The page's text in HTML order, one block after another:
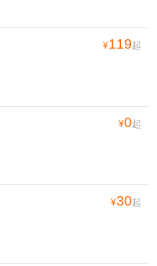
¥119起
¥0起
¥30起